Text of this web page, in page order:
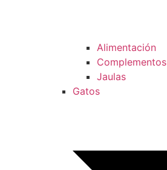
Alimentación
Complementos
Jaulas
Gatos